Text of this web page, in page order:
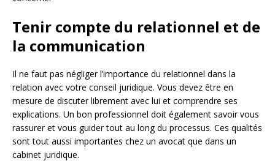
Tenir compte du relationnel et de
la communication
Il ne faut pas négliger l’importance du relationnel dans la
relation avec votre conseil juridique. Vous devez être en
mesure de discuter librement avec lui et comprendre ses
explications. Un bon professionnel doit également savoir vous
rassurer et vous guider tout au long du processus. Ces qualités
sont tout aussi importantes chez un avocat que dans un
cabinet juridique.